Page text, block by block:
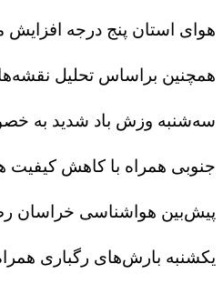
هوای استان پنج درجه افزایش
همچنین براساس تحلیل
سه‌شنبه وزش باد شدید به
جنوبی همراه با کاهش کیفیت
پیش‌بین هواشناسی خراسان
یکشنبه بارش‌های رگباری